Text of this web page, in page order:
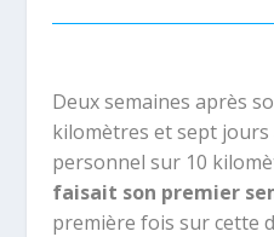
Deux semaines après
kilomètres et sept jours
personnel sur 10
faisait son premier
première fois sur cette